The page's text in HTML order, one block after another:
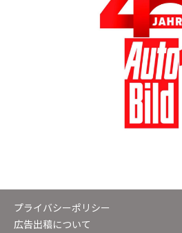
プライバシーポリシー
広告出稿について